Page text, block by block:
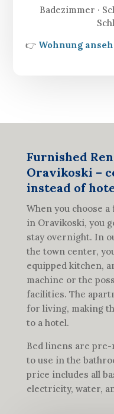
Badezimmer ·
👉 Wohnung
Furnished
Oravikoski –
instead of
When you choose
in Oravikoski, you
stay overnight. In
the town center,
equipped kitchen,
machine or the
facilities. The
for living, making
to a hotel.
Bed linens are pre-
to use in the
price includes all
electricity, water,